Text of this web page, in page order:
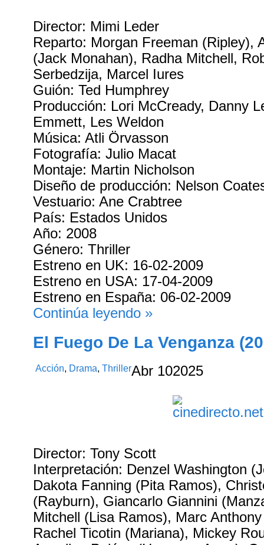
Director: Mimi Leder
Reparto: Morgan Freeman (Ripley),
(Jack Monahan), Radha Mitchell,
Serbedzija, Marcel Iures
Guión: Ted Humphrey
Producción: Lori McCready, Danny
Emmett, Les Weldon
Música: Atli Örvasson
Fotografía: Julio Macat
Montaje: Martin Nicholson
Diseño de producción: Nelson
Vestuario: Ane Crabtree
País: Estados Unidos
Año: 2008
Género: Thriller
Estreno en UK: 16-02-2009
Estreno en USA: 17-04-2009
Estreno en España: 06-02-2009
Continúa leyendo »
El Fuego De La Venganza
Acción, Drama,ThrillerAbr 102025
Director: Tony Scott
Interpretación: Denzel Washington
Dakota Fanning (Pita Ramos),
(Rayburn), Giancarlo Giannini
Mitchell (Lisa Ramos), Marc
Rachel Ticotin (Mariana), Mickey